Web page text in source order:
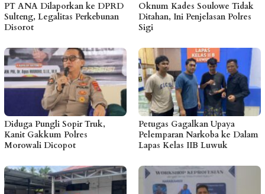
PT ANA Dilaporkan ke DPRD
Sulteng, Legalitas Perkebunan
Disorot
Oknum Kades Soulowe Tidak
Ditahan, Ini Penjelasan Polres
Sigi
Diduga Pungli Sopir Truk,
Kanit Gakkum Polres
Morowali Dicopot
Petugas Gagalkan Upaya
Pelemparan Narkoba ke Dalam
Lapas Kelas IIB Luwuk